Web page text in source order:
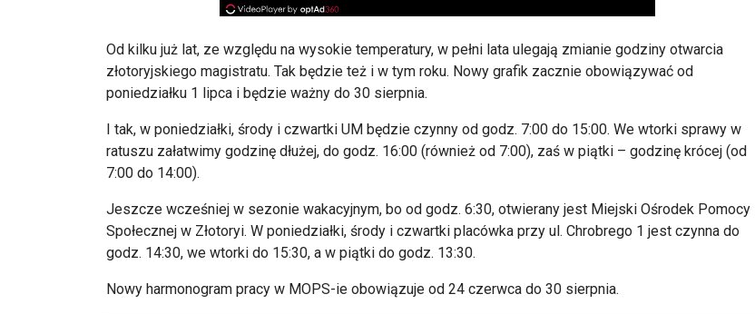
Od kilku już lat, ze względu na wysokie temperatury, w pełni lata ulegają zmianie godziny otwarcia
złotoryjskiego magistratu. Tak będzie też i w tym roku. Nowy grafik zacznie obowiązywać od
poniedziałku 1 lipca i będzie ważny do 30 sierpnia.
I tak, w poniedziałki, środy i czwartki UM będzie czynny od godz. 7:00 do 15:00. We wtorki sprawy w
ratuszu załatwimy godzinę dłużej, do godz. 16:00 (również od 7:00), zaś w piątki – godzinę krócej (od
7:00 do 14:00).
Jeszcze wcześniej w sezonie wakacyjnym, bo od godz. 6:30, otwierany jest Miejski Ośrodek Pomocy
Społecznej w Złotoryi. W poniedziałki, środy i czwartki placówka przy ul. Chrobrego 1 jest czynna do
godz. 14:30, we wtorki do 15:30, a w piątki do godz. 13:30.
Nowy harmonogram pracy w MOPS-ie obowiązuje od 24 czerwca do 30 sierpnia.